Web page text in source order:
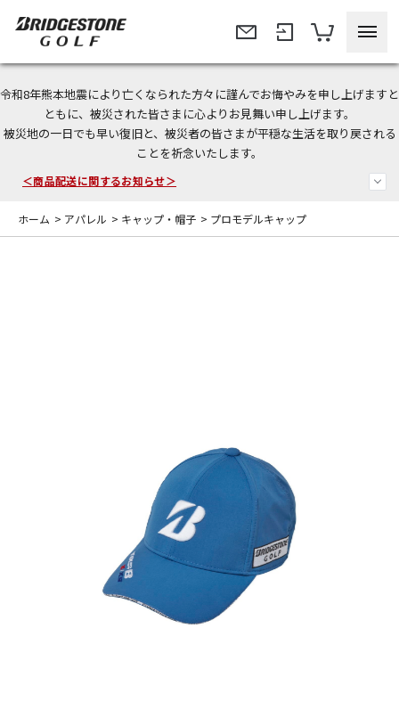
令和8年熊本地震により亡くなられた方々に謹んでお悔やみを申し上げますと
ともに、被災された皆さまに心よりお見舞い申し上げます。
被災地の一日でも早い復旧と、被災者の皆さまが平穏な生活を取り戻される
ことを祈念いたします。
＜夏季休暇中のご注文・発送・お問い合わせ＞
今なら新規会員登録で1,000円OFFクーポンプレゼント！
＜商品配送に関するお知らせ＞
ホーム > アパレル > キャップ・帽子 > プロモデルキャップ